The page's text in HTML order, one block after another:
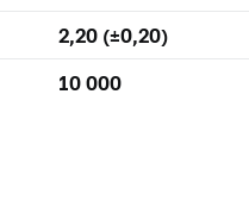
2,20 (±0,20)
10 000